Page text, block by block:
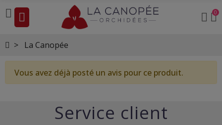
0
La Canopée
Vous avez déjà posté un avis pour ce produit.
Service client